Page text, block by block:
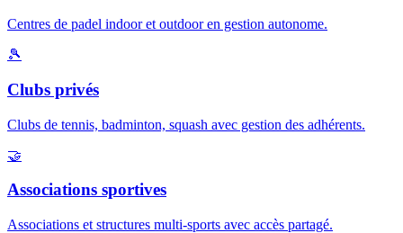
Centres de padel indoor et outdoor en gestion autonome.
🎾
Clubs privés
Clubs de tennis, badminton, squash avec gestion des adhérents.
🤝
Associations sportives
Associations et structures multi-sports avec accès partagé.